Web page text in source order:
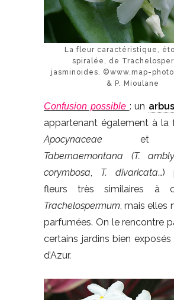
La fleur caractéristique,
spiralée, de
jasminoides. ©www.map-
& P. Mioulane
Confusion possible : un
appartenant également à la
Apocynaceae et
Tabernaemontana
(T.
corymbosa, T. divaricata…)
fleurs très similaires à
Trachelospermum, mais elles
parfumées. On le rencontre
certains jardins bien
d’Azur.